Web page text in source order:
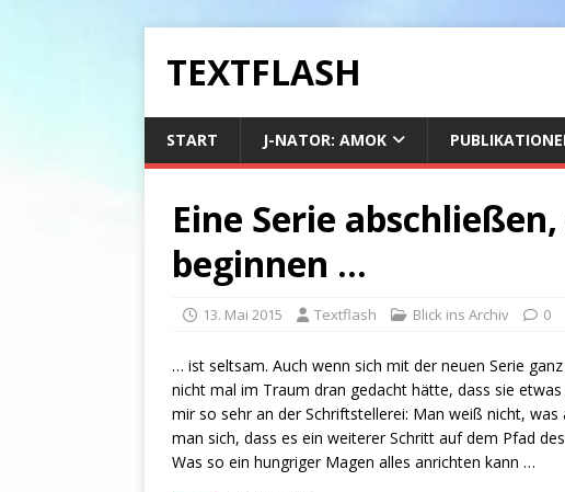
TEXTFLASH
START J-NATOR: AMOK
Eine Serie
beginnen …
13. Mai 2015 Textflash Blick ins Archiv 0
… ist seltsam. Auch wenn sich mit der neuen Serie
nicht mal im Traum dran gedacht hätte, dass sie
mir so sehr an der Schriftstellerei: Man weiß nicht,
man sich, dass es ein weiterer Schritt auf dem Pfad
Was so ein hungriger Magen alles anrichten kann …